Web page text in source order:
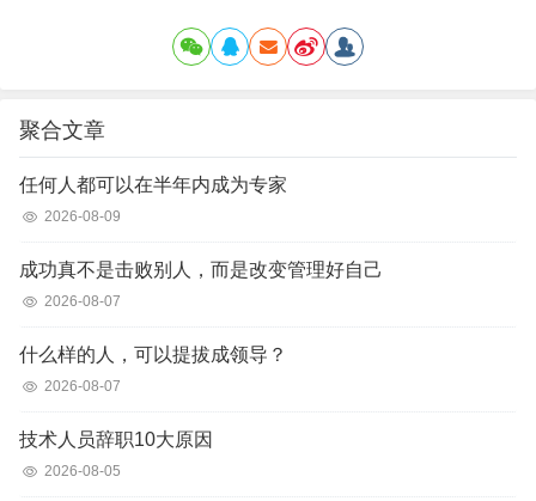
聚合文章
任何人都可以在半年内成为专家
2026-08-09
成功真不是击败别人，而是改变管理好自己
2026-08-07
什么样的人，可以提拔成领导？
2026-08-07
技术人员辞职10大原因
2026-08-05